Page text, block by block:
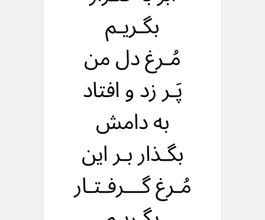
بگـریـم
مُـرغ دل من
پَـر زد و افتاد
به دامش
بگـذار بـر این
مُـرغ گـــرفـتـار